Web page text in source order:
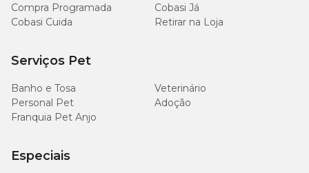
Compra Programada
Cobasi Já
Cobasi Cuida
Retirar na Loja
Serviços Pet
Banho e Tosa
Veterinário
Personal Pet
Adoção
Franquia Pet Anjo
Especiais